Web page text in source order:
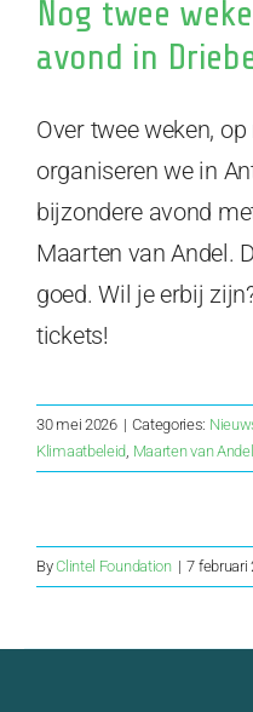
Nog twee
avond in
Over twee weken,
organiseren we in
bijzondere avond
Maarten van Andel.
goed. Wil je erbij
tickets!
30 mei 2026 | Categories:
Klimaatbeleid, Maarten van Andel
ByClintel Foundation | 7 februari